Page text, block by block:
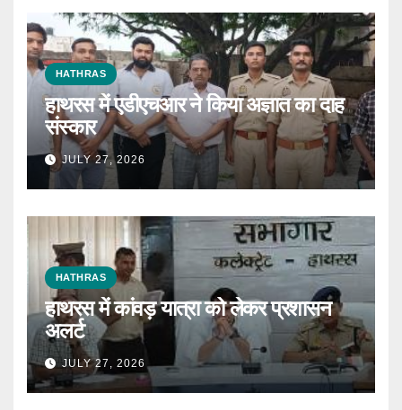
HATHRAS
हाथरस में एडीएचआर ने किया अज्ञात का दाह
संस्कार
JULY 27, 2026
HATHRAS
हाथरस में कांवड़ यात्रा को लेकर प्रशासन
अलर्ट
JULY 27, 2026